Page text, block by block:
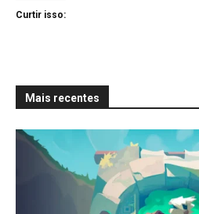
Curtir isso:
Mais recentes